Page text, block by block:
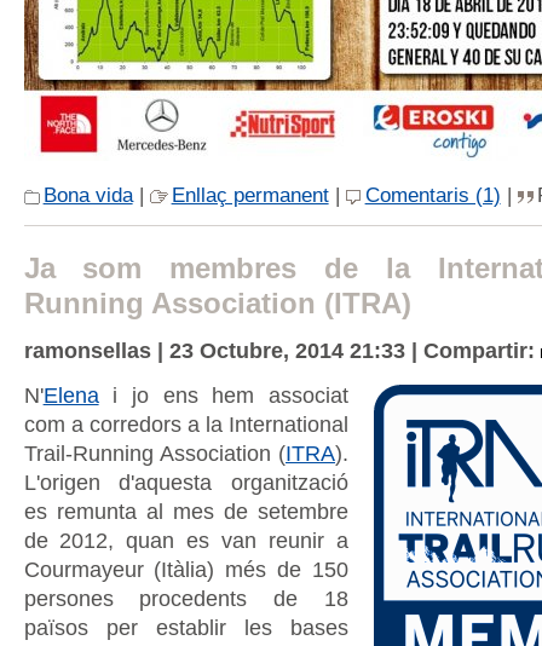
Bona vida| Enllaç permanent| Comentaris (1)
Ja som membres de la
Running Association (ITRA)
ramonsellas | 23 Octubre, 2014 21:33 | Compartir:
N'Elenai jo ens hem associat
com a corredors a la International
Trail-Running Association (ITRA).
L'origen d'aquesta organització
es remunta al mes de setembre
de 2012, quan es van reunir a
Courmayeur (Itàlia) més de 150
persones procedents de 18
països per establir les bases